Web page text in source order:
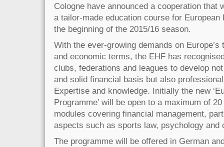
Cologne have announced a cooperation that
a tailor‐made education course for
the beginning of the 2015/16 season.
With the ever‐growing demands on
and economic terms, the EHF has
clubs, federations and leagues to develop
and solid financial basis but also
Expertise and knowledge. Initially the new
Programme’ will be open to a maximum of
modules covering financial management,
aspects such as sports law, psychology and
The programme will be offered in German